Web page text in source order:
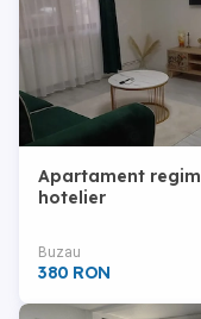
Apartament regim
hotelier
Buzau
380 RON